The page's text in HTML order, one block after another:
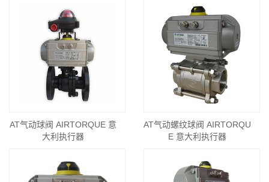
AT气动球阀 AIRTORQUE 意
大利执行器
AT气动螺纹球阀 AIRTORQU
E 意大利执行器